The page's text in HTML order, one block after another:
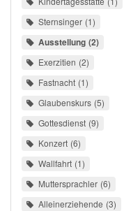
Sternsinger 1
Ausstellung 2
Exerzitien 2
Fastnacht 1
Glaubenskurs 5
Gottesdienst 9
Konzert 6
Wallfahrt 1
Muttersprachler 6
Alleinerziehende 3